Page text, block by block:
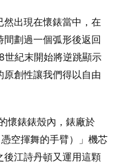
然出現在懷錶當中，在
劃過一個弧形後返回
世紀末開始將逆跳顯示
創性讓我們得以自由
懷錶錶殼內，錶廠於
空揮舞的手臂）」機芯
後江詩丹頓又運用這顆